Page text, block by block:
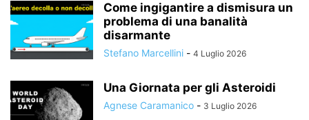
Come ingigantire a dismisura un
problema di una banalità
disarmante
Stefano Marcellini - 4 Luglio 2026
Una Giornata per gli Asteroidi
Agnese Caramanico - 3 Luglio 2026